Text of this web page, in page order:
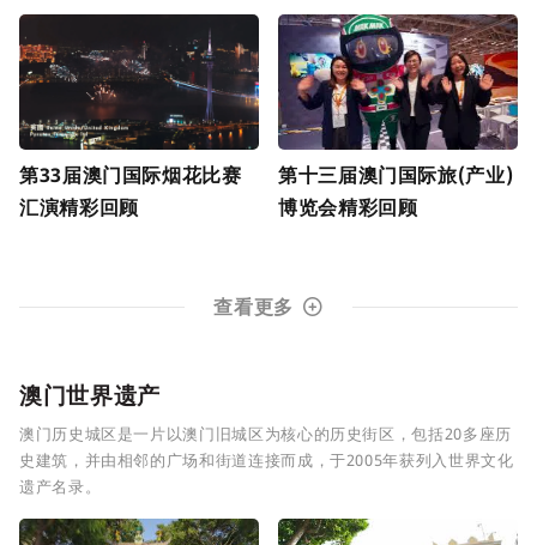
第33届澳门国际烟花比赛
汇演精彩回顾
第十三届澳门国际旅(产业)
博览会精彩回顾
查看更多
澳门世界遗产
澳门历史城区是一片以澳门旧城区为核心的历史街区，包括20多座历
史建筑，并由相邻的广场和街道连接而成，于2005年获列入世界文化
遗产名录。